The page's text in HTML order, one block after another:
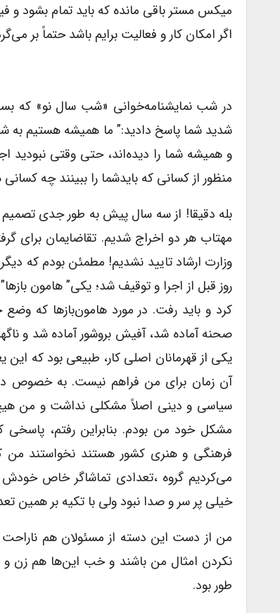
اگر امکان کار و فعالیت برایم باشد حتماً بر
در شب نمایشنامه‌خوانی «شب سال نو» که
شدید شما پاسخ دادید:” ما همیشه هستیم به
و همیشه شما را دیده‌اند، حتی وقتی نبودید
منظور از کسانی که بایدشما را ببینند چه
بله دقیقا! از سه سال پیش به طور جدی
مهتاب هر دو اخراج شدیم. تقاضایمان برای
وزارت ارشاد تایید نشدیم! مطمئن بودم که
روز قبل از اجرا و توقیف شد؛ یکی” هامون
کرد و باید رفت. در مورد هامون‌بازها که
یکی از قهرمانان اصلی کار، طبیعی بود که این
آن زمان برای من فراهم نیست. به خصوص
سیاسی و دینی اصلاً مشکلی نداشت و من
مشکل خود من بودم. بنابراین رفتم،
فرهنگی و هنری کشور هستند نخواستند
می‌کردیم گروه ،تعدادی تماشاگر خاص خودش
خیلی پر سر و صدا نبود ولی با تکیه بر همین
من از دست این دسته از مسئولان هم
نکردن امثال من باشند و خب این‌ها هم زن و
طور بود.